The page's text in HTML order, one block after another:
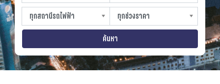
sproperty
slocation
ทุกสถานีรถไฟฟ้า
ทุกสถานีรถไฟฟ้า
strain-station
ทุกช่วงราคา
ทุกช่วงราคา
sprice
ค้นหา